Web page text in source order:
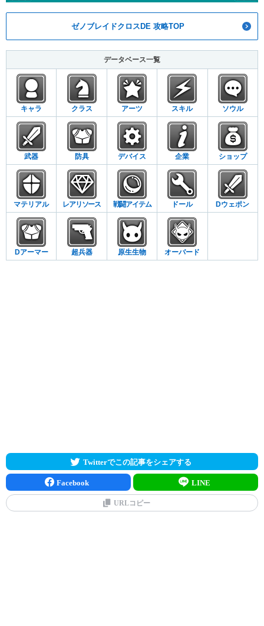
ゼノブレイドクロスDE 攻略TOP
データベース一覧
キャラ クラス アーツ スキル ソウル
武器 防具 デバイス 企業 ショップ
マテリアル レアリソース 戦闘アイテム ドール Dウェポン
Dアーマー 超兵器 原生生物 オーバード
Twitterでこの記事をシェアする
Facebook LINE
URLコピー